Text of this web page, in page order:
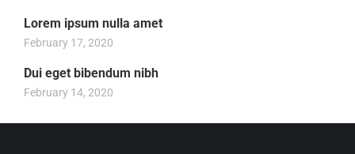
Lorem ipsum nulla amet
February 17, 2020
Dui eget bibendum nibh
February 14, 2020